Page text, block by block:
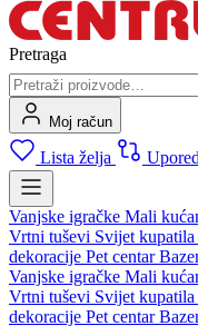
Pretraga
Moj račun
Lista želja
Vanjske igračke Mali
Vrtni tuševi Svijet kupatila
dekoracije Pet centar
Vanjske igračke Mali
Vrtni tuševi Svijet kupatila
dekoracije Pet centar